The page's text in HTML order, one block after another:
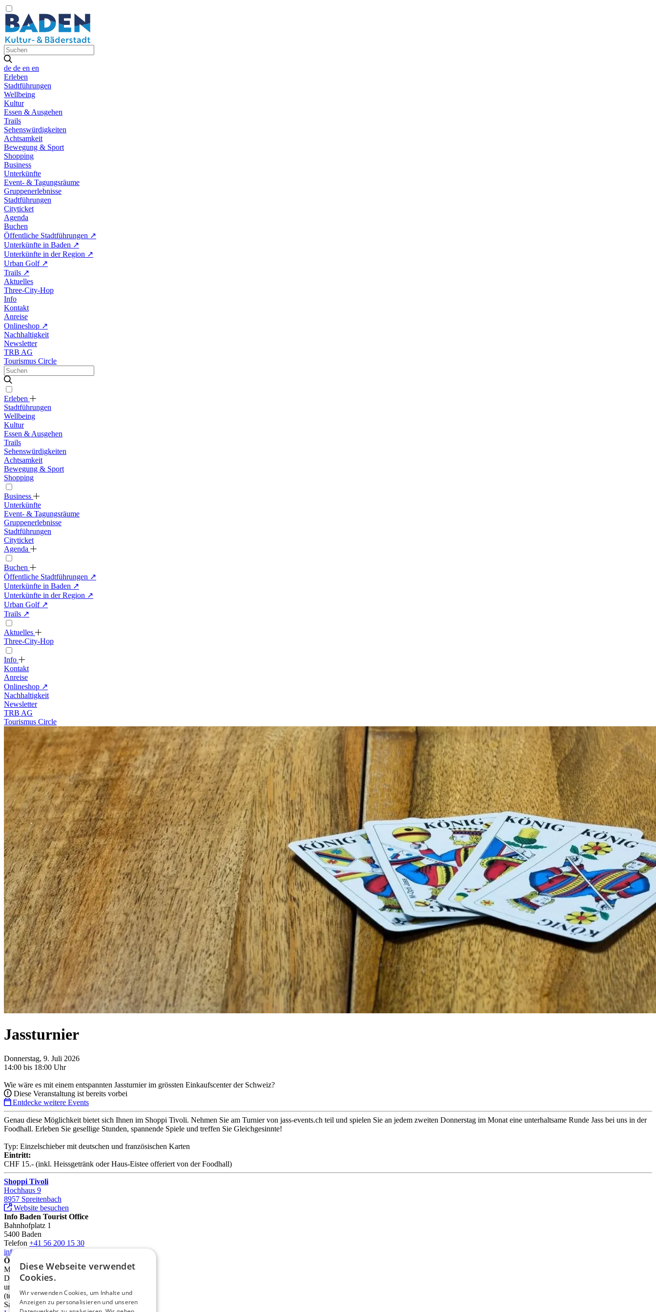
de de en en
Erleben
Stadtführungen
Wellbeing
Kultur
Essen & Ausgehen
Trails
Sehenswürdigkeiten
Achtsamkeit
Bewegung & Sport
Shopping
Business
Unterkünfte
Event- & Tagungsräume
Gruppenerlebnisse
Stadtführungen
Cityticket
Agenda
Buchen
Öffentliche Stadtführungen ↗
Unterkünfte in Baden ↗
Unterkünfte in der Region ↗
Urban Golf ↗
Trails ↗
Aktuelles
Three-City-Hop
Info
Kontakt
Anreise
Onlineshop ↗
Nachhaltigkeit
Newsletter
TRB AG
Tourismus Circle
Erleben
Stadtführungen
Wellbeing
Kultur
Essen & Ausgehen
Trails
Sehenswürdigkeiten
Achtsamkeit
Bewegung & Sport
Shopping
Business
Unterkünfte
Event- & Tagungsräume
Gruppenerlebnisse
Stadtführungen
Cityticket
Agenda
Buchen
Öffentliche Stadtführungen ↗
Unterkünfte in Baden ↗
Unterkünfte in der Region ↗
Urban Golf ↗
Trails ↗
Aktuelles
Three-City-Hop
Info
Kontakt
Anreise
Onlineshop ↗
Nachhaltigkeit
Newsletter
TRB AG
Tourismus Circle
Jassturnier
Donnerstag, 9. Juli 2026
14:00 bis 18:00 Uhr
Wie wäre es mit einem entspannten Jassturnier im grössten Einkaufscenter der Schweiz?
Diese Veranstaltung ist bereits vorbei
Entdecke weitere Events
Genau diese Möglichkeit bietet sich Ihnen im Shoppi Tivoli. Nehmen Sie am Turnier von jass-events.ch teil und spielen Sie an jedem zweiten Donnerstag im Monat eine unterhaltsame Runde Jass bei uns in der
Foodhall. Erleben Sie gesellige Stunden, spannende Spiele und treffen Sie Gleichgesinnte!
Typ: Einzelschieber mit deutschen und französischen Karten
Eintritt:
CHF 15.- (inkl. Heissgetränk oder Haus-Eistee offeriert von der Foodhall)
Shoppi Tivoli
Hochhaus 9
8957 Spreitenbach
Website besuchen
Info Baden Tourist Office
Bahnhofplatz 1
5400 Baden
Telefon +41 56 200 15 30
info@deinbaden.ch
Öffnungszeiten
Montag 13.30 - 17.30 Uhr
Dienstag bis Freitag 10.00 - 12.30 Uhr
und 13.30 - 17.30 Uhr
(telefonisch ab 9.00 Uhr)
Samstag 10.00 - 14.00 Uhr
Diese Webseite verwendet
Cookies.
Wir verwenden Cookies, um Inhalte und
Anzeigen zu personalisieren und unseren